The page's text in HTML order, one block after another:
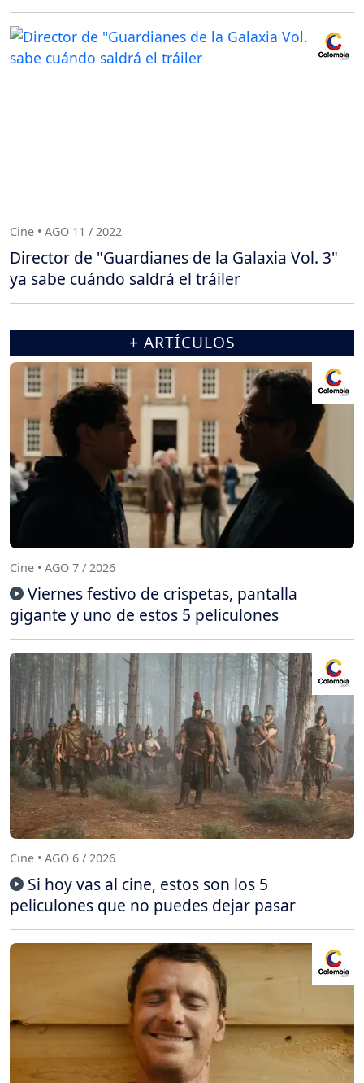
Cine • AGO 11 / 2022
Director de "Guardianes de la Galaxia Vol. 3"
ya sabe cuándo saldrá el tráiler
+ ARTÍCULOS
Cine • AGO 7 / 2026
Viernes festivo de crispetas, pantalla
gigante y uno de estos 5 peliculones
Cine • AGO 6 / 2026
Si hoy vas al cine, estos son los 5
peliculones que no puedes dejar pasar